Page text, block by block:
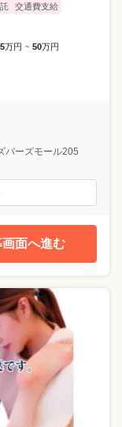
交通費支給
万円 ~ 50万円
バーズモール205
画面へ進む